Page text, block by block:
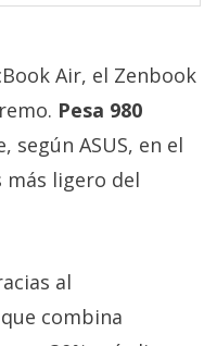
Air, el Zenbook
Pesa 980
según ASUS, en el
más ligero del
al
combina